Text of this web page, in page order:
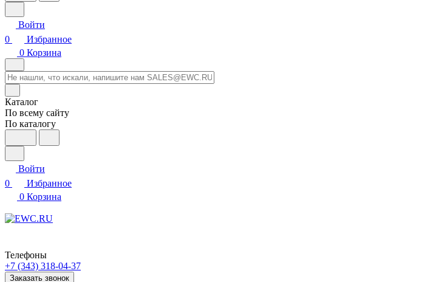
Войти
0
Избранное
0 Корзина
Каталог
По всему сайту
По каталогу
Войти
0
Избранное
0 Корзина
Телефоны
+7 (343) 318-04-37
Заказать звонок